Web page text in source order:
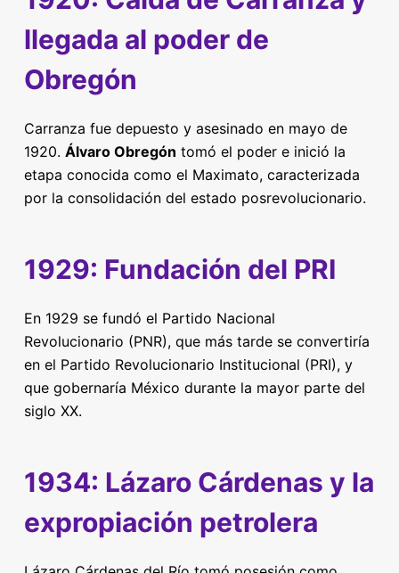
llegada al poder de
Obregón
Carranza fue depuesto y asesinado en mayo de
1920. Álvaro Obregón tomó el poder e inició la
etapa conocida como el Maximato, caracterizada
por la consolidación del estado posrevolucionario.
1929: Fundación del PRI
En 1929 se fundó el Partido Nacional
Revolucionario (PNR), que más tarde se convertiría
en el Partido Revolucionario Institucional (PRI), y
que gobernaría México durante la mayor parte del
siglo XX.
1934: Lázaro Cárdenas y la
expropiación petrolera